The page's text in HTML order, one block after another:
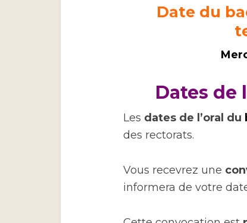
Date du
Dates de
Les dates de l’oral du
des rectorats.
Vous recevrez une
informera de votre